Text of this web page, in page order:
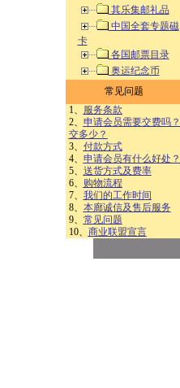
其乐集邮礼品
中国全套专题磁
卡
各国邮票目录
奥运纪念币
常见问题
1、
服务条款
2、 申请会员需要交费吗？
交多少？
3、 付款方式
4、 申请会员有什么好处？
5、 送货方式及费率
6、
购物流程
7、 我们的工作时间
8、 本廊诚信及售后服务
9、 常见问题
10、 商业联盟宣言